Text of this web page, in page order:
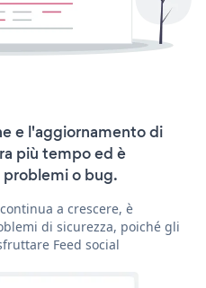
e l'aggiornamento di
più tempo ed è
o bug.
a crescere, è
di sicurezza, poiché gli
Feed social